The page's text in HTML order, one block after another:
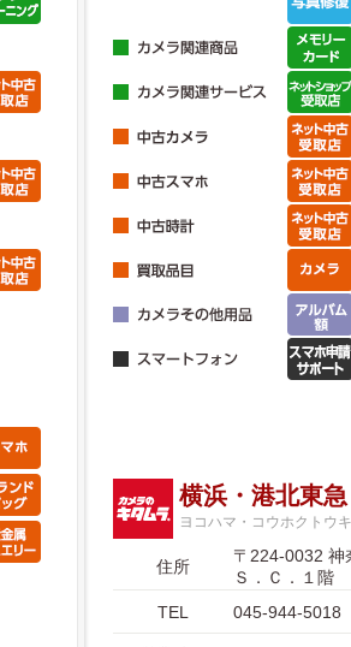
横浜・港北東
ヨコハマ・コウホクトウ
住所
〒224-0032
Ｓ．Ｃ．１階
TEL
045-944-5018